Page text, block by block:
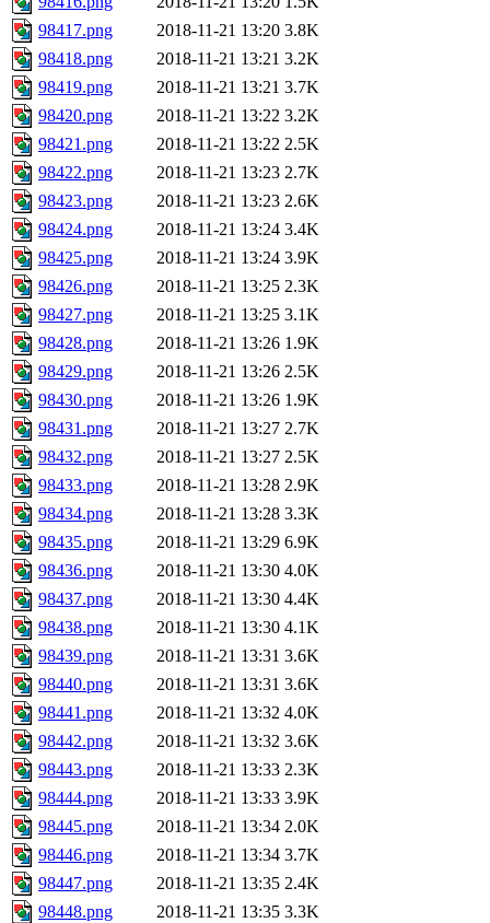
98417.png
2018-11-21 13:20 3.8K
98418.png
2018-11-21 13:21 3.2K
98419.png
2018-11-21 13:21 3.7K
98420.png
2018-11-21 13:22 3.2K
98421.png
2018-11-21 13:22 2.5K
98422.png
2018-11-21 13:23 2.7K
98423.png
2018-11-21 13:23 2.6K
98424.png
2018-11-21 13:24 3.4K
98425.png
2018-11-21 13:24 3.9K
98426.png
2018-11-21 13:25 2.3K
98427.png
2018-11-21 13:25 3.1K
98428.png
2018-11-21 13:26 1.9K
98429.png
2018-11-21 13:26 2.5K
98430.png
2018-11-21 13:26 1.9K
98431.png
2018-11-21 13:27 2.7K
98432.png
2018-11-21 13:27 2.5K
98433.png
2018-11-21 13:28 2.9K
98434.png
2018-11-21 13:28 3.3K
98435.png
2018-11-21 13:29 6.9K
98436.png
2018-11-21 13:30 4.0K
98437.png
2018-11-21 13:30 4.4K
98438.png
2018-11-21 13:30 4.1K
98439.png
2018-11-21 13:31 3.6K
98440.png
2018-11-21 13:31 3.6K
98441.png
2018-11-21 13:32 4.0K
98442.png
2018-11-21 13:32 3.6K
98443.png
2018-11-21 13:33 2.3K
98444.png
2018-11-21 13:33 3.9K
98445.png
2018-11-21 13:34 2.0K
98446.png
2018-11-21 13:34 3.7K
98447.png
2018-11-21 13:35 2.4K
98448.png
2018-11-21 13:35 3.3K